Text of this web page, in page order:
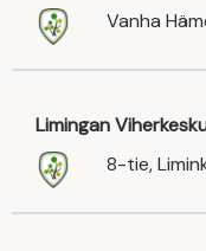
Vanha
Limingan
8-tie,